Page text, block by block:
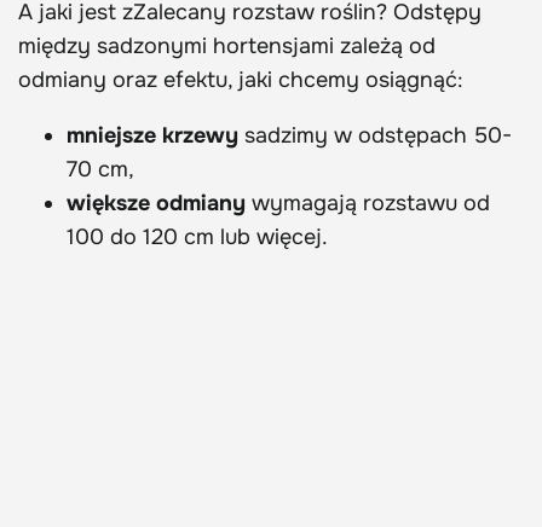
A jaki jest zZalecany rozstaw roślin? Odstępy
między sadzonymi hortensjami zależą od
odmiany oraz efektu, jaki chcemy osiągnąć:
mniejsze krzewy sadzimy w odstępach 50-
70 cm,
większe odmiany wymagają rozstawu od
100 do 120 cm lub więcej.